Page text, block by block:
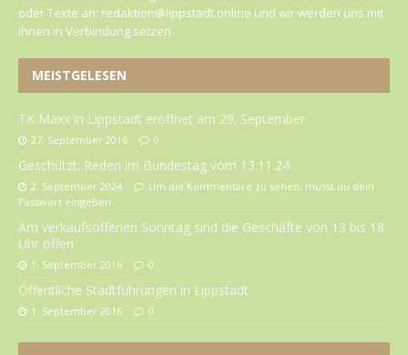
oder Texte an: redaktion@lippstadt.online und wir werden uns mit
Ihnen in Verbindung setzen
MEISTGELESEN
TK Maxx in Lippstadt eröffnet am 29. September
27. September 2016 0
Geschützt: Reden im Bundestag vom 13.11.24
2. September 2024
Um die Kommentare zu sehen, musst du dein
Passwort eingeben.
Am verkaufsoffenen Sonntag sind die Geschäfte von 13 bis 18
Uhr offen
1. September 2016 0
Öffentliche Stadtführungen in Lippstadt
1. September 2016 0